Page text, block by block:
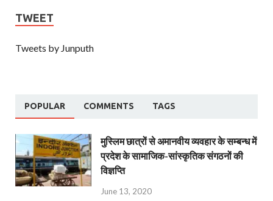
TWEET
Tweets by Junputh
POPULAR COMMENTS TAGS
मुस्लिम छात्रों से अमानवीय व्यवहार के सम्बन्ध में
प्रदेश के सामाजिक-सांस्कृतिक संगठनों की
विज्ञप्ति
June 13, 2020